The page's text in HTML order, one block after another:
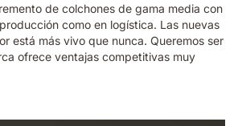
de colchones de gama media con
como en logística. Las nuevas
está más vivo que nunca. Queremos ser
ofrece ventajas competitivas muy